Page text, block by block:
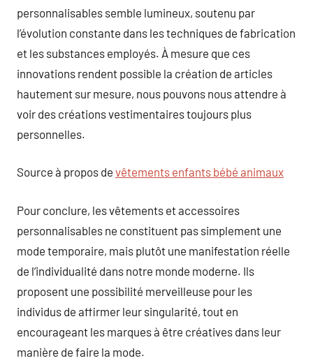
personnalisables semble lumineux, soutenu par
l’évolution constante dans les techniques de fabrication
et les substances employés. À mesure que ces
innovations rendent possible la création de articles
hautement sur mesure, nous pouvons nous attendre à
voir des créations vestimentaires toujours plus
personnelles.
Source à propos de vêtements enfants bébé animaux
Pour conclure, les vêtements et accessoires
personnalisables ne constituent pas simplement une
mode temporaire, mais plutôt une manifestation réelle
de l’individualité dans notre monde moderne. Ils
proposent une possibilité merveilleuse pour les
individus de affirmer leur singularité, tout en
encourageant les marques à être créatives dans leur
manière de faire la mode.